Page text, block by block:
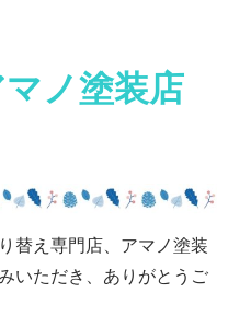
ノ塗装店
替え専門店、アマノ塗装
いただき、ありがとうご